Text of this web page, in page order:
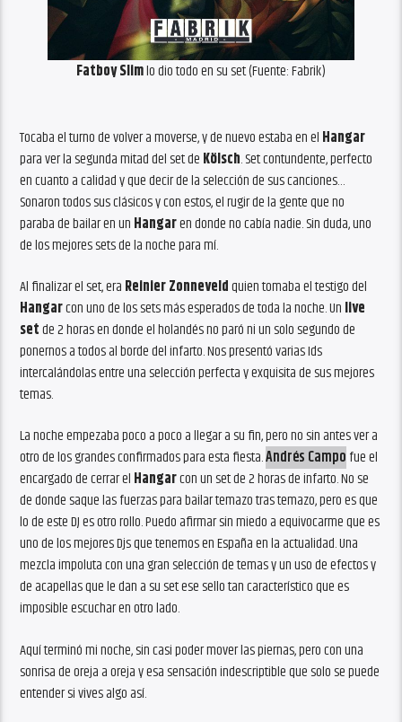
Fatboy Slimlo dio todo en su set (Fuente: Fabrik)
Tocaba el turno de volver a moverse, y de nuevo estaba en el Hangar
para ver la segunda mitad del set de Kölsch. Set contundente, perfecto
en cuanto a calidad y que decir de la selección de sus canciones…
Sonaron todos sus clásicos y con estos, el rugir de la gente que no
paraba de bailar en un Hangaren donde no cabía nadie. Sin duda, uno
de los mejores sets de la noche para mí.
Al finalizar el set, era Reinier Zonneveldquien tomaba el testigo del
Hangarcon uno de los sets más esperados de toda la noche. Un live
setde 2 horas en donde el holandés no paró ni un solo segundo de
ponernos a todos al borde del infarto. Nos presentó varias Ids
intercalándolas entre una selección perfecta y exquisita de sus mejores
temas.
La noche empezaba poco a poco a llegar a su fin, pero no sin antes ver a
otro de los grandes confirmados para esta fiesta.Andrés Campo fue el
encargado de cerrar el Hangarcon un set de 2 horas de infarto. No se
de donde saque las fuerzas para bailar temazo tras temazo, pero es que
lo de este DJ es otro rollo. Puedo afirmar sin miedo a equivocarme que es
uno de los mejores Djs que tenemos en España en la actualidad. Una
mezcla impoluta con una gran selección de temas y un uso de efectos y
de acapellas que le dan a su set ese sello tan característico que es
imposible escuchar en otro lado.
Aquí terminó mi noche, sin casi poder mover las piernas, pero con una
sonrisa de oreja a oreja y esa sensación indescriptible que solo se puede
entender si vives algo así.